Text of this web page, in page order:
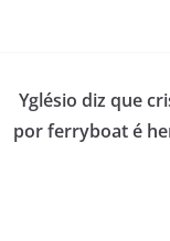
Yglésio diz que
por ferryboat é